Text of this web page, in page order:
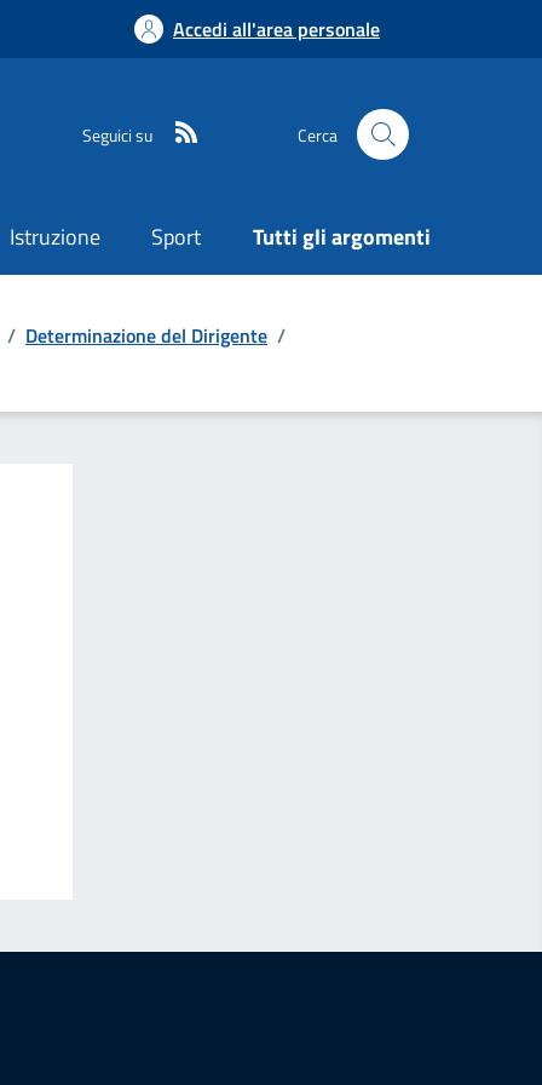
Accedi all'area personale
Seguici su Cerca
Istruzione Sport Tutti gli argomenti
/ Determinazione del Dirigente /